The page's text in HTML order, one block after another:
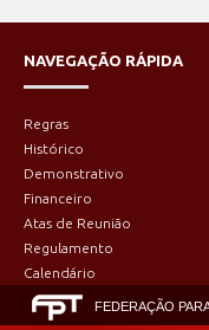
NAVEGAÇÃO RÁPIDA
Regras
Histórico
Demonstrativo
Financeiro
Atas de Reunião
Regulamento
Calendário
FEDERAÇÃO